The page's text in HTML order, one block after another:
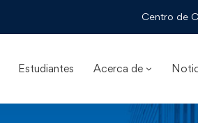
Centro de
Estudiantes Acerca de